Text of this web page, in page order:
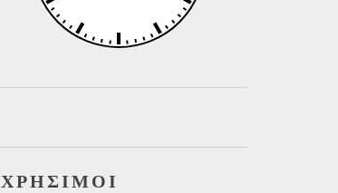
ΧΡΗΣΙΜΟΙ